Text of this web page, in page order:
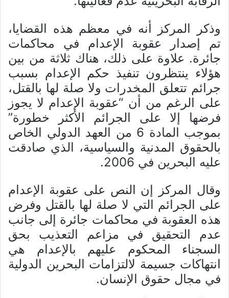
وذكر المركز أنه في معظم هذه القضايا،
تم إصدار عقوبة الإعدام في محاكمات
جائرة. علاوة على ذلك، هناك ثلاثة من بين
هؤلاء ينتظرون تنفيذ حكم الإعدام بسبب
جرائم تتعلق المخدرات ولا صلة لها بالقتل،
على الرغم من أن “عقوبة الإعدام لا يجوز
فرضها إلا على الجرائم الأكثر خطورة”
بموجب المادة 6 من العهد الدولي الخاص
بالحقوق المدنية والسياسية، الذي صادقت
عليه البحرين في 2006.
وقال المركز إن النص على عقوبة الإعدام
على الجرائم التي لا صلة لها بالقتل وفرض
هذه العقوبة في محاكمات جائرة إلى جانب
عدم التحقيق في مزاعم التعذيب بحق
السجناء المحكوم عليهم بالإعدام هي
انتهاكات جسيمة لالتزامات البحرين الدولية
في مجال حقوق الإنسان.